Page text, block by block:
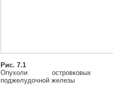
Рис. 7.1
Опухоли островковых
поджелудочной железы